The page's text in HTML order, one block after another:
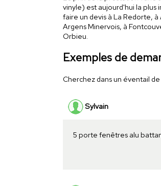
vinyle) est aujourd'hui la plus
faire un devis à La Redorte, à
Argens Minervois, à
Orbieu.
Exemples de
Cherchez dans un éventail
Sylvain
5 porte fenêtres alu